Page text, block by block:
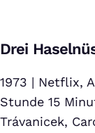
aufgebaut. Weitere
Drei
1973 | Netflix,
Stunde 15
Trávanicek,